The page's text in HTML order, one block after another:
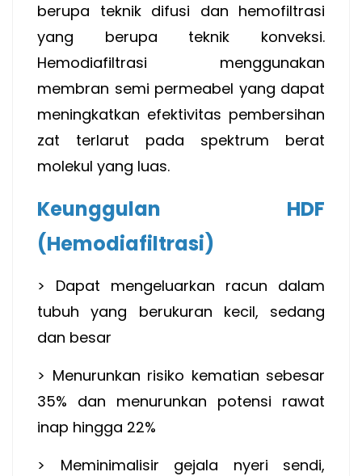
berupa teknik difusi dan hemofiltrasi
yang berupa teknik konveksi.
Hemodiafiltrasi menggunakan
membran semi permeabel yang dapat
meningkatkan efektivitas pembersihan
zat terlarut pada spektrum berat
molekul yang luas.
Keunggulan HDF
(Hemodiafiltrasi)
> Dapat mengeluarkan racun dalam
tubuh yang berukuran kecil, sedang
dan besar
> Menurunkan risiko kematian sebesar
35% dan menurunkan potensi rawat
inap hingga 22%
> Meminimalisir gejala nyeri sendi,